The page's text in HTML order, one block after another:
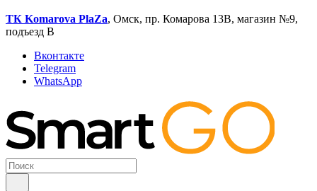
ТК Komarova PlaZa, Омск, пр. Комарова 13В, магазин №9,
подъезд В
Вконтакте
Telegram
WhatsApp